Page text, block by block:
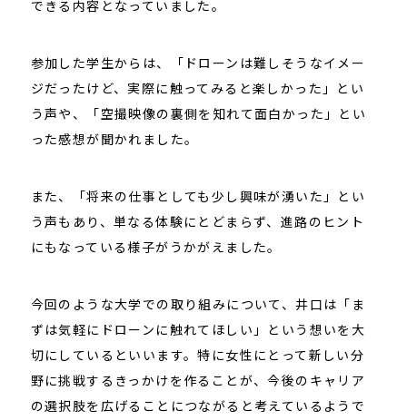
できる内容となっていました。
参加した学生からは、「ドローンは難しそうなイメー
ジだったけど、実際に触ってみると楽しかった」とい
う声や、「空撮映像の裏側を知れて面白かった」とい
った感想が聞かれました。
また、「将来の仕事としても少し興味が湧いた」とい
う声もあり、単なる体験にとどまらず、進路のヒント
にもなっている様子がうかがえました。
今回のような大学での取り組みについて、井口は「ま
ずは気軽にドローンに触れてほしい」という想いを大
切にしているといいます。特に女性にとって新しい分
野に挑戦するきっかけを作ることが、今後のキャリア
の選択肢を広げることにつながると考えているようで